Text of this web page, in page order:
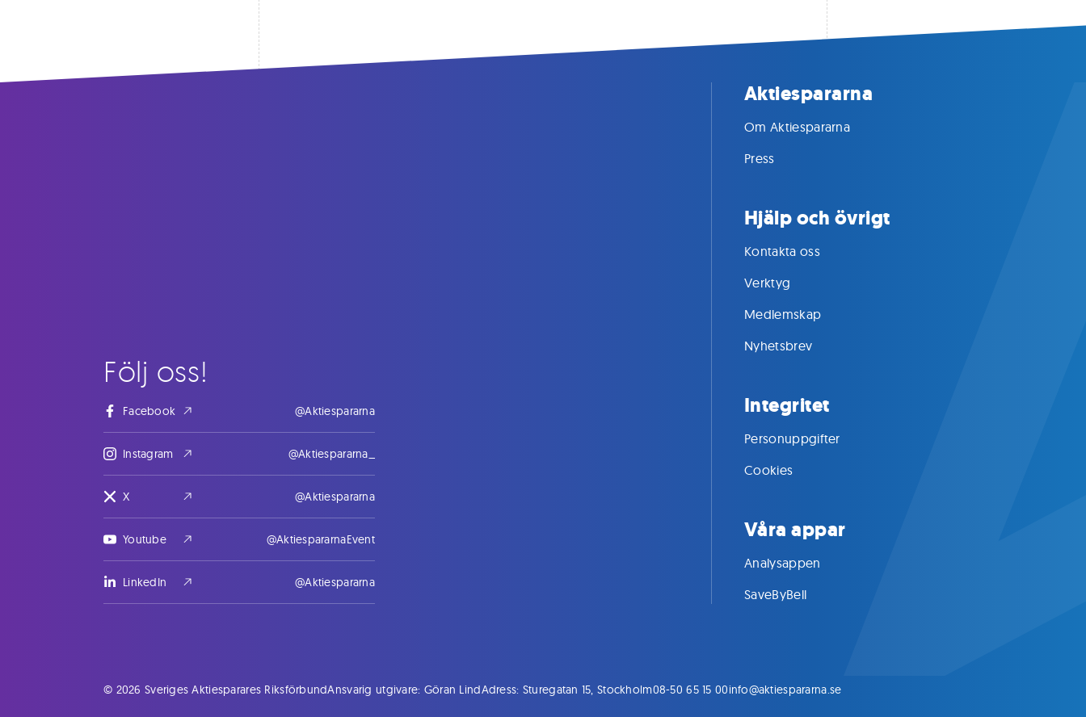
Följ oss!
Facebook @Aktiespararna
Instagram @Aktiespararna_
X @Aktiespararna
Youtube @AktiespararnaEvent
LinkedIn @Aktiespararna
Aktiespararna
Om Aktiespararna
Press
Hjälp och övrigt
Kontakta oss
Verktyg
Medlemskap
Nyhetsbrev
Integritet
Personuppgifter
Cookies
Våra appar
Analysappen
SaveByBell
© 2026 Sveriges Aktiesparares RiksförbundAnsvarig utgivare: Göran LindAdress: Sturegatan 15, Stockholm08-50 65 15 00info@aktiespararna.se